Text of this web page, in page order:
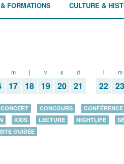
FORMATIONS CULTURE &
m
17
j
18
v
19
s
20
d
21
l
22
m
23
CONCERT CONCOURS CONFÉRENCE
KIDS LECTURE NIGHTLIFE
GUIDÉE